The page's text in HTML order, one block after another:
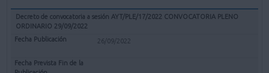
Decreto de convocatoria a sesión AYT/PLE/17/2022 CONVOCATORIA PLENO
ORDINARIO 29/09/2022
26/09/2022